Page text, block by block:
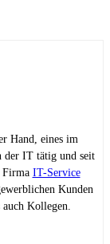
Hand, eines im
der IT tätig und seit
Firma IT-Service
Kunden
Kollegen.